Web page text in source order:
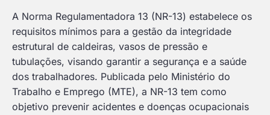
A Norma Regulamentadora 13 (NR-13) estabelece os
requisitos mínimos para a gestão da integridade
estrutural de caldeiras, vasos de pressão e
tubulações, visando garantir a segurança e a saúde
dos trabalhadores. Publicada pelo Ministério do
Trabalho e Emprego (MTE), a NR-13 tem como
objetivo prevenir acidentes e doenças ocupacionais